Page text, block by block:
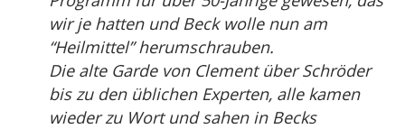
wir je hatten und Beck wolle nun am
“Heilmittel” herumschrauben.
Die alte Garde von Clement über Schröder
bis zu den üblichen Experten, alle kamen
wieder zu Wort und sahen in Becks